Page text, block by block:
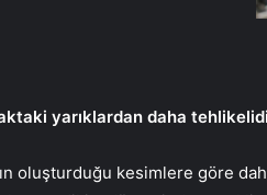
yarıklardan daha
oluşturduğu kesimlere göre